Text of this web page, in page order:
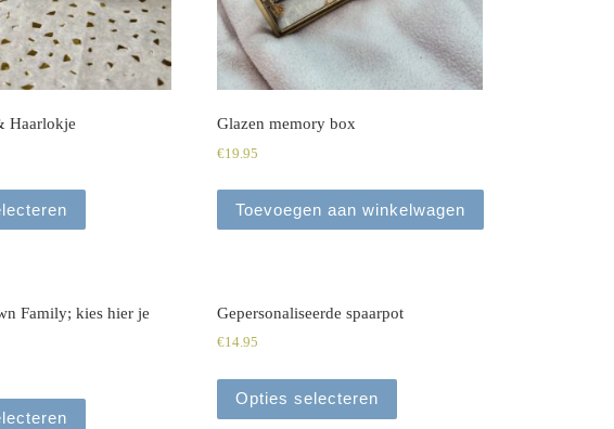
Haarlokje Glazen memory box
€19.95
Toevoegen aan winkelwagen
Family; kies hier je
Gepersonaliseerde spaarpot
€14.95
Opties selecteren